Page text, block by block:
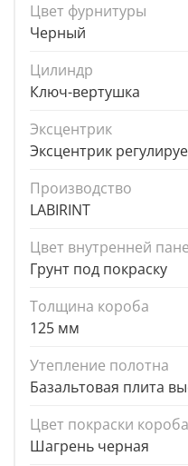
Цвет фурнитуры
Черный
Цилиндр
Ключ-вертушка
Эксцентрик
Эксцентрик
Производство
LABIRINT
Цвет внутренней
Грунт под покраску
Толщина короба
125 мм
Утепление полотна
Базальтовая плита
Цвет покраски короба
Шагрень черная